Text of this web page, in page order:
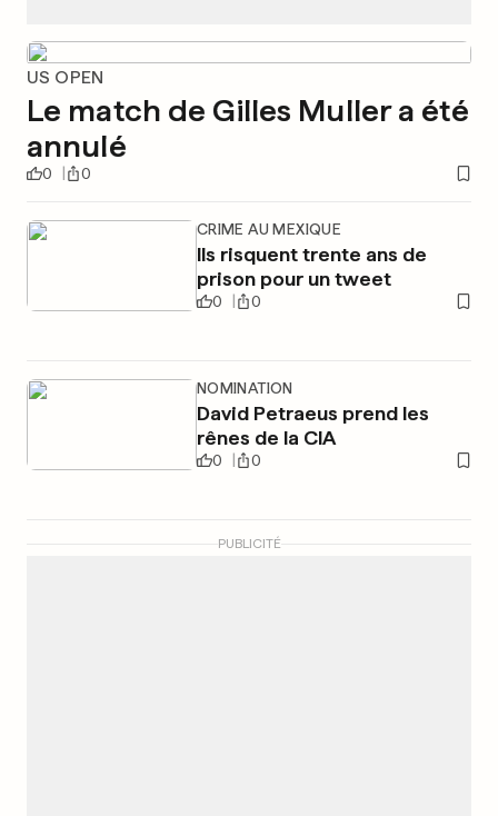
US OPEN
Le match de Gilles Muller a été
annulé
0 0
CRIME AU MEXIQUE
Ils risquent trente ans de
prison pour un tweet
0 0
NOMINATION
David Petraeus prend les
rênes de la CIA
0 0
PUBLICITÉ